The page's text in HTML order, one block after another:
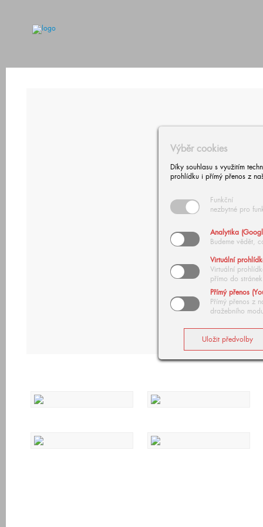
Výběr cookies
Díky souhlasu s využitím
prohlídku i přímý přenos z
Funkční
nezbytné pro
Analytika
Budeme vědět,
Virtuální
Virtuální
přímo do stránek
Přímý přenos
Přímý přenos z
dražebního